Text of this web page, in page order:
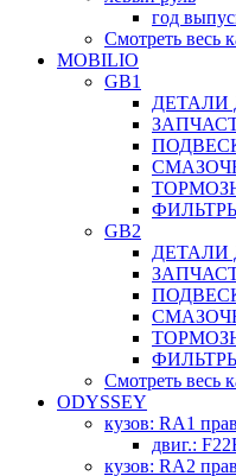
год
Смотреть весь
MOBILIO
GB1
ДЕТАЛИ
GB2
ДЕТАЛИ
Смотреть весь
ODYSSEY
кузов: RA1
двиг.:
кузов: RA2